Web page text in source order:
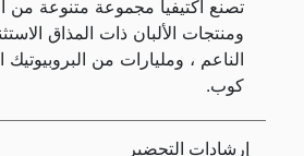
تصنع أكتيفيا مجموعة متنوعة من
ومنتجات الألبان ذات المذاق
الناعم ، ومليارات من
كوب.
إرشادات التحضير